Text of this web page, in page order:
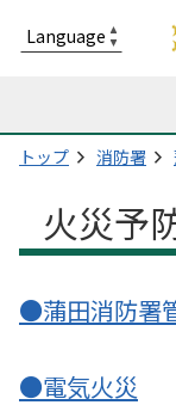
トップ 消防署
火災予
●蒲田消防署
●電気火災